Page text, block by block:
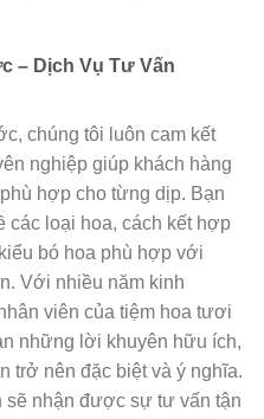
– Dịch Vụ Tư Vấn
chúng tôi luôn cam kết
nghiệp giúp khách hàng
hợp cho từng dịp. Bạn
các loại hoa, cách kết hợp
bó hoa phù hợp với
Với nhiều năm kinh
viên của tiệm hoa tươi
những lời khuyên hữu ích,
trở nên đặc biệt và ý nghĩa.
sẽ nhận được sự tư vấn tận